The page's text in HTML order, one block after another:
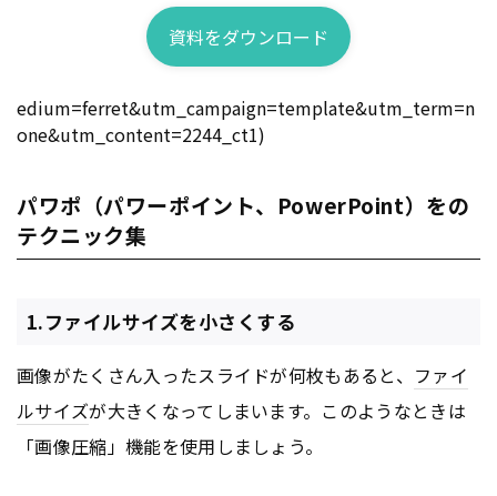
資料をダウンロード
edium=ferret&utm_campaign=template&utm_term=n
one&utm_content=2244_ct1)
パワポ（パワーポイント、PowerPoint）をの
テクニック集
1.ファイルサイズを小さくする
画像がたくさん入ったスライドが何枚もあると、 ファイ
ルサイズが大きくなってしまいます。このようなときは
「画像圧縮」機能を使用しましょう。